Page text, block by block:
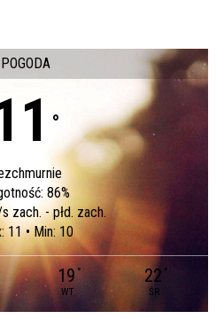
POGODA
°
86%
zach. - płd. zach.
11 • Min: 10
19 °
WT
22 °
ŚR